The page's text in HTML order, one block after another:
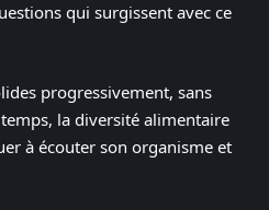
qui surgissent avec ce
progressivement, sans
la diversité alimentaire
à écouter son organisme et